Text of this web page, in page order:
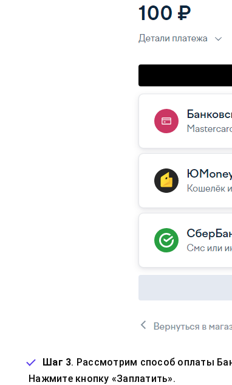
Шаг 3. Рассмотрим способ оплаты
Нажмите кнопку «Заплатить».